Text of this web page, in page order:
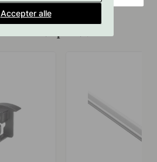
Accepter alle